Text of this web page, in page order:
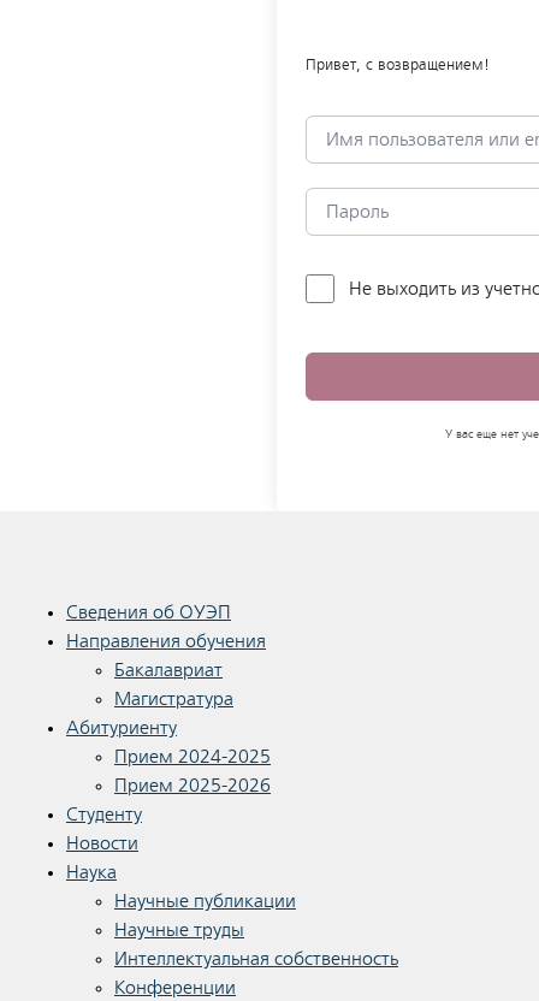
Привет, с возвращением!
Не выходить из
У вас еще нет
Сведения об ОУЭП
Направления обучения
Бакалавриат
Магистратура
Абитуриенту
Прием 2024-2025
Прием 2025-2026
Студенту
Новости
Наука
Научные публикации
Научные труды
Интеллектуальная собственность
Конференции